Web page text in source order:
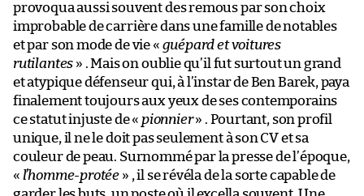
provoqua aussi souvent des remous par son choix
improbable de carrière dans une famille de notables
et par son mode de vie « guépard et voitures
rutilantes » . Mais on oublie qu’il fut surtout un grand
et atypique défenseur qui, à l’instar de Ben Barek, paya
finalement toujours aux yeux de ses contemporains
ce statut injuste de « pionnier» . Pourtant, son profil
unique, il ne le doit pas seulement à son CV et sa
couleur de peau. Surnommé par la presse de l’époque,
« l’homme-protée » , il se révéla de la sorte capable de